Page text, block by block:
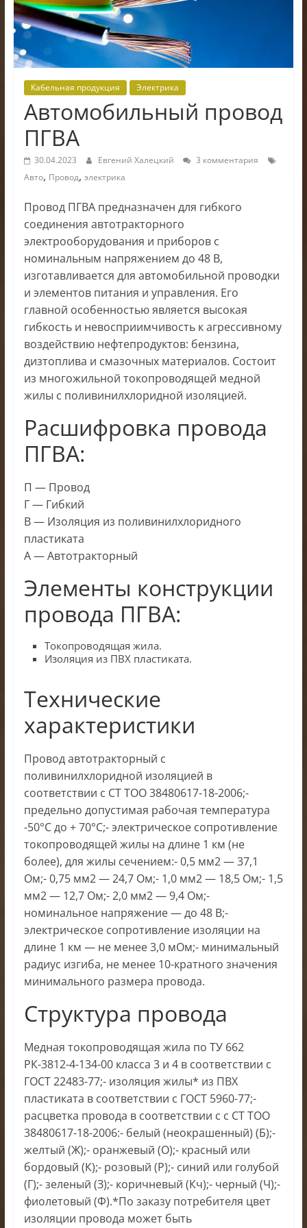
Кабельная продукция Электрика
Автомобильный провод
ПГВА
30.04.2023 Евгений Халецкий
3 комментария
Авто, Провод, электрика
Провод ПГВА предназначен для гибкого
соединения автотракторного
электрооборудования и приборов с
номинальным напряжением до 48 В,
изготавливается для автомобильной проводки
и элементов питания и управления. Его
главной особенностью является высокая
гибкость и невосприимчивость к агрессивному
воздействию нефтепродуктов: бензина,
дизтоплива и смазочных материалов. Состоит
из многожильной токопроводящей медной
жилы с поливинилхлоридной изоляцией.
Расшифровка провода
ПГВА:
П — Провод
Г — Гибкий
В — Изоляция из поливинилхлоридного
пластиката
А — Автотракторный
Элементы конструкции
провода ПГВА:
Токопроводящая жила.
Изоляция из ПВХ пластиката.
Технические
характеристики
Провод автотракторный с
поливинилхлоридной изоляцией в
соответствии с СТ ТОО 38480617-18-2006;-
предельно допустимая рабочая температура
-50°С до + 70°С;- электрическое сопротивление
токопроводящей жилы на длине 1 км (не
более), для жилы сечением:- 0,5 мм2 — 37,1
Ом;- 0,75 мм2 — 24,7 Ом;- 1,0 мм2 — 18,5 Ом;- 1,5
мм2 — 12,7 Ом;- 2,0 мм2 — 9,4 Ом;-
номинальное напряжение — до 48 В;-
электрическое сопротивление изоляции на
длине 1 км — не менее 3,0 мОм;- минимальный
радиус изгиба, не менее 10-кратного значения
минимального размера провода.
Структура провода
Медная токопроводящая жила по ТУ 662
РК-3812-4-134-00 класса 3 и 4 в соответствии с
ГОСТ 22483-77;- изоляция жилы* из ПВХ
пластиката в соответствии с ГОСТ 5960-77;-
расцветка провода в соответствии с с СТ ТОО
38480617-18-2006:- белый (неокрашенный) (Б);-
желтый (Ж);- оранжевый (О);- красный или
бордовый (К);- розовый (Р);- синий или голубой
(Г);- зеленый (З);- коричневый (Кч);- черный (Ч);-
фиолетовый (Ф).*По заказу потребителя цвет
изоляции провода может быть